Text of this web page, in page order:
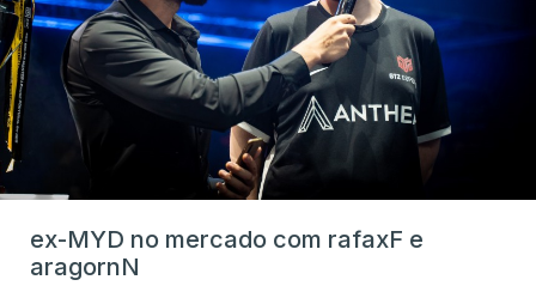
ex-MYD no mercado com rafaxF e
aragornN